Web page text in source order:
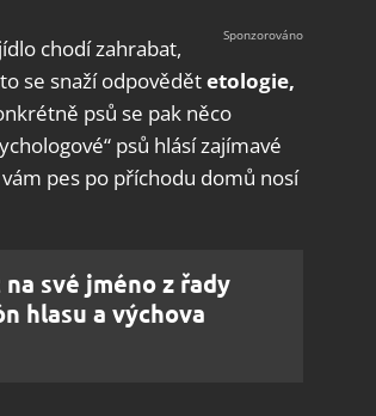
chodí zahrabat,
se snaží odpovědětetologie,
psů se pak něco
psů hlásí zajímavé
pes po příchodu domů nosí
své jméno z řady
hlasu a výchova